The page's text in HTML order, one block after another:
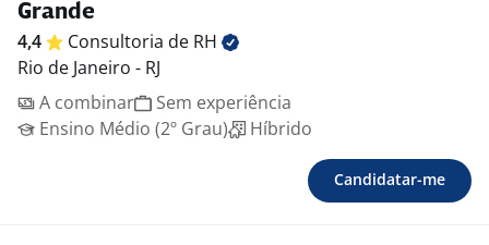
Grande
4,4 Consultoria de RH
Rio de Janeiro - RJ
A combinar
Sem experiência
Ensino Médio (2º Grau)
Híbrido
Candidatar-me